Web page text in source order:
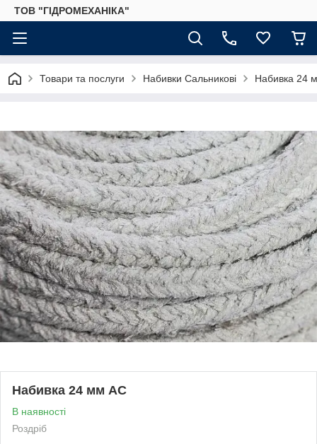
ТОВ "ГІДРОМЕХАНІКА"
Товари та послуги Набивки Сальникові Набивка 24
Набивка 24 мм АС
В наявності
Роздріб